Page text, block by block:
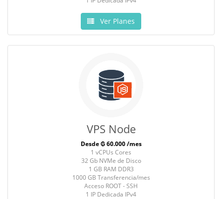
Ver Planes
VPS Node
Desde ₲ 60.000 /mes
1 vCPUs Cores
32 Gb NVMe de Disco
1 GB RAM DDR3
1000 GB Transferencia/mes
Acceso ROOT - SSH
1 IP Dedicada IPv4